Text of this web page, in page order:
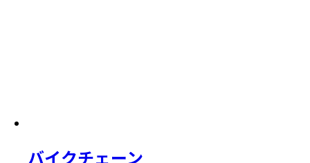
バイクチェーン